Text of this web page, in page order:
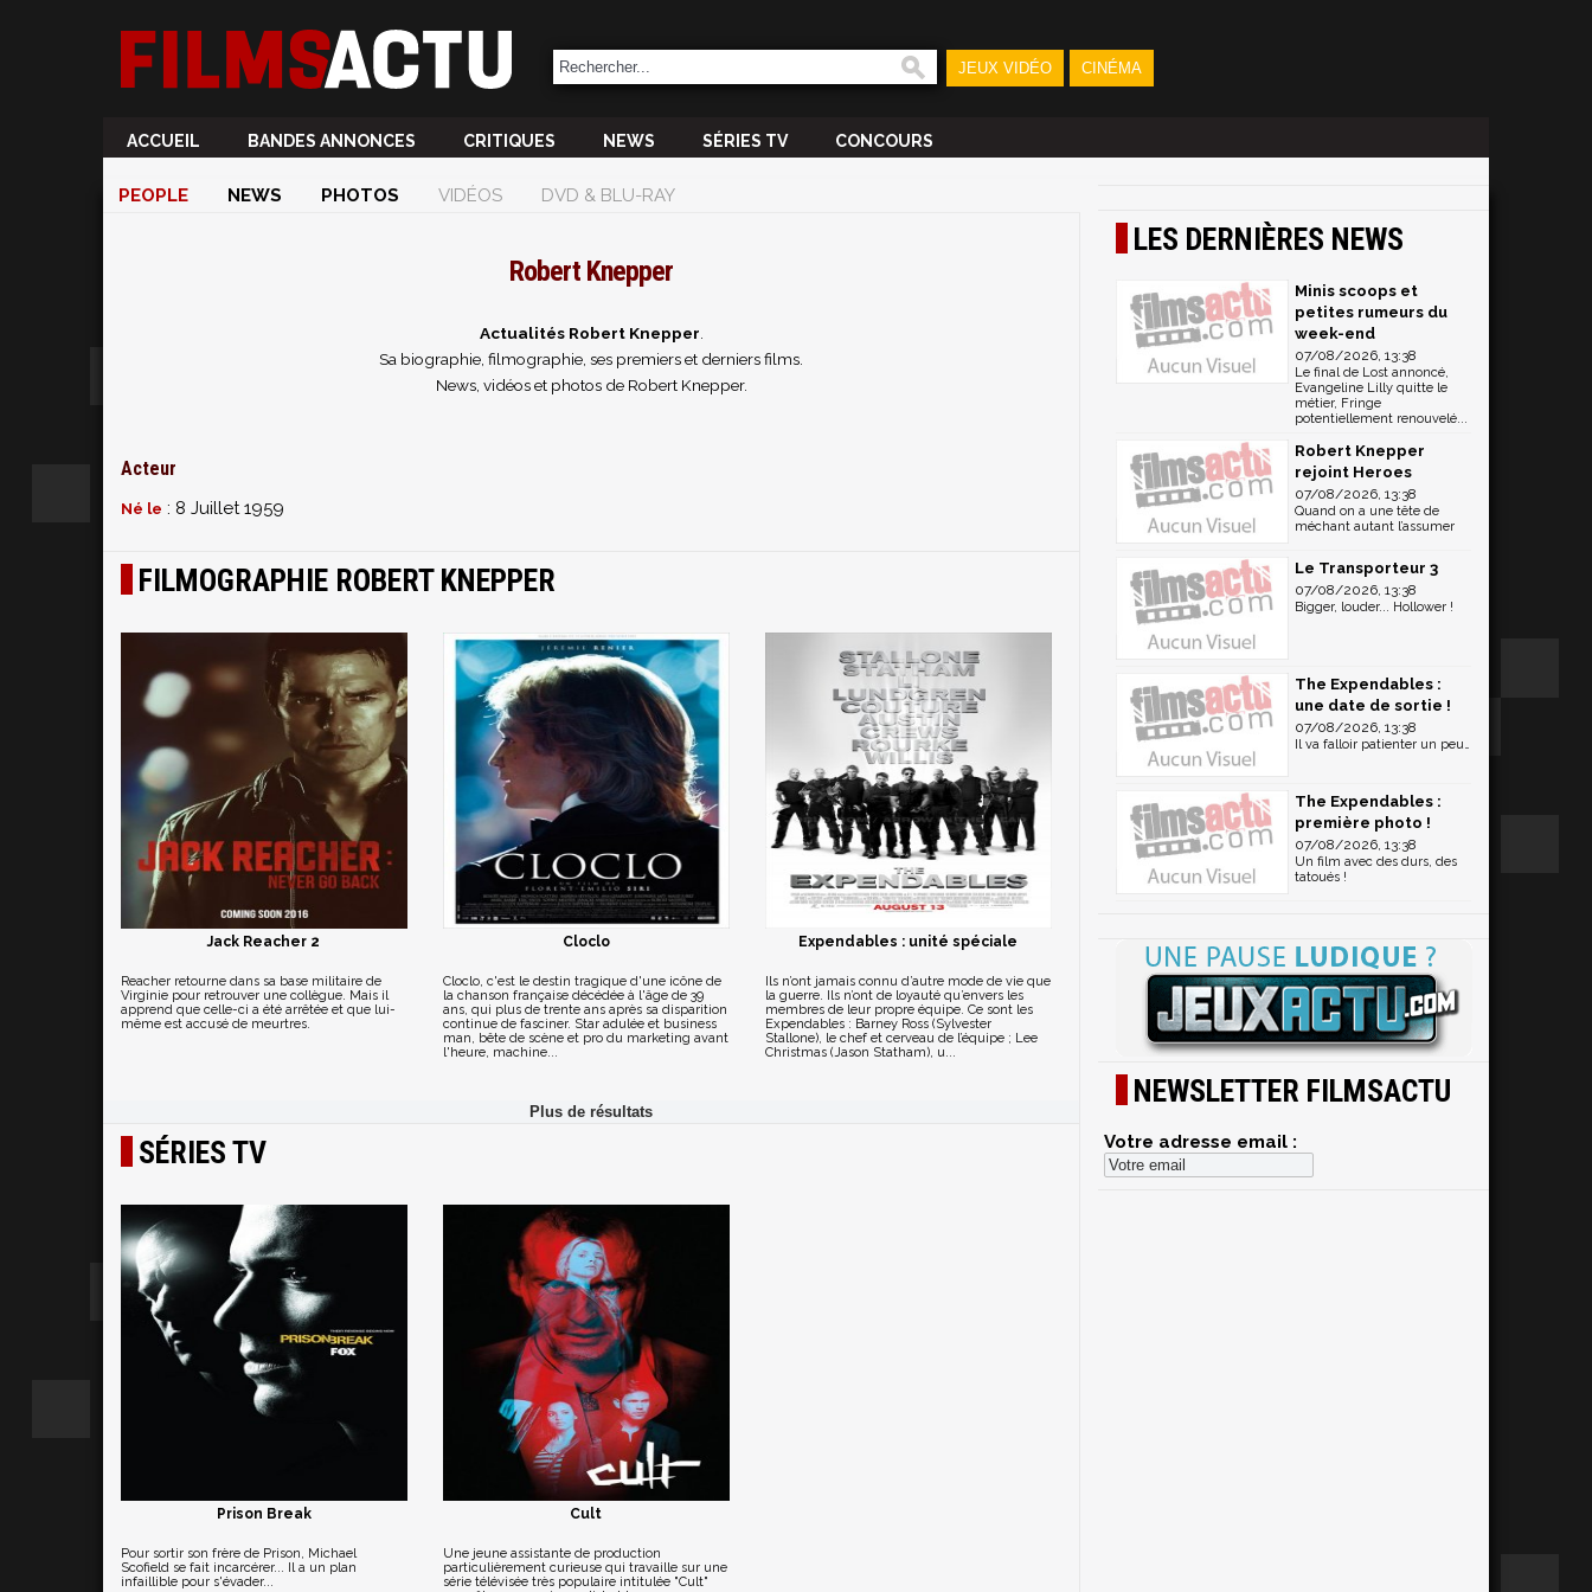
JEUX VIDÉO CINÉMA
ACCUEIL BANDES ANNONCES CRITIQUES NEWS SÉRIES TV CONCOURS
PEOPLE NEWS PHOTOS VIDÉOS DVD & BLU-RAY
Robert Knepper
Actualités Robert Knepper
Sa biographie, filmographie, ses premiers et derniers films.
News, vidéos et photos de Robert Knepper.
Acteur
Né le : 8 Juillet 1959
FILMOGRAPHIE ROBERT KNEPPER
Jack Reacher 2
Reacher retourne dans sa base militaire de
Virginie pour retrouver une collègue. Mais il
apprend que celle-ci a été arrêtée et que lui-
même est accusé de meurtres.
Cloclo
Cloclo, c'est le destin tragique d'une icône de
la chanson française décédée à l'âge de 39
ans, qui plus de trente ans après sa disparition
continue de fasciner. Star adulée et business
man, bête de scène et pro du marketing avant
l'heure, machine...
Expendables : unité spéciale
Ils n’ont jamais connu d’autre mode de vie que
la guerre. Ils n’ont de loyauté qu’envers les
membres de leur propre équipe. Ce sont les
Expendables : Barney Ross (Sylvester
Stallone), le chef et cerveau de l’équipe ; Lee
Christmas (Jason Statham), u...
SÉRIES TV
Prison Break
Pour sortir son frère de Prison, Michael
Scofield se fait incarcérer... Il a un plan
infaillible pour s'évader...
Cult
Une jeune assistante de production
particulièrement curieuse qui travaille sur une
série télévisée très populaire intitulée "Cult"
LES DERNIÈRES NEWS
Minis scoops et
petites rumeurs du
week-end
07/08/2026, 13:38
Le final de Lost annoncé,
Evangeline Lilly quitte le
métier, Fringe
potentiellement renouvelé...
Robert Knepper
rejoint Heroes
07/08/2026, 13:38
Quand on a une tête de
méchant autant l’assumer
Le Transporteur 3
07/08/2026, 13:38
Bigger, louder... Hollower !
The Expendables :
une date de sortie !
07/08/2026, 13:38
Il va falloir patienter un peu…
The Expendables :
première photo !
07/08/2026, 13:38
Un film avec des durs, des
tatoués !
NEWSLETTER FILMSACTU
Votre adresse email :